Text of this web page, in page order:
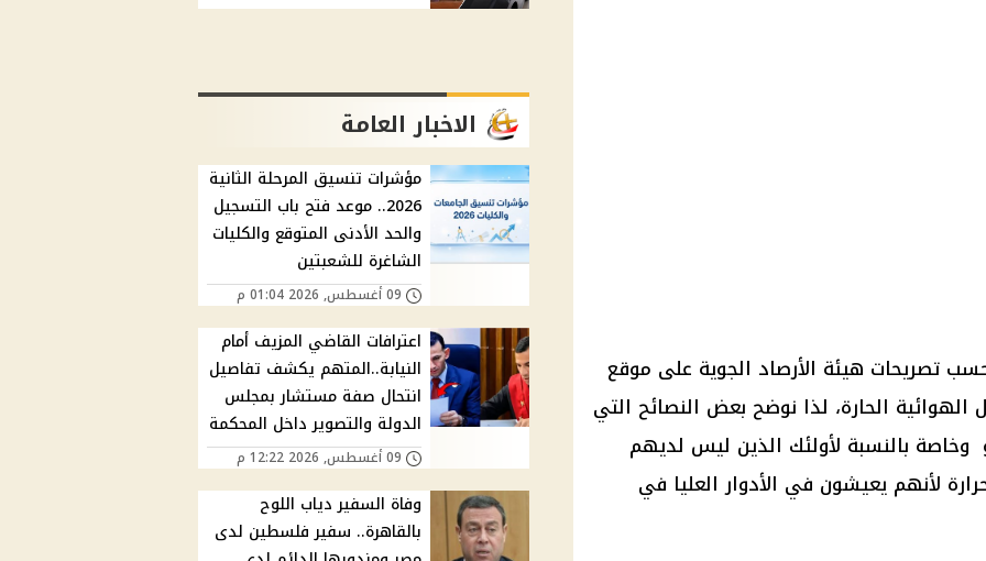
تصريحات هيئة الأرصاد الجوية على موقع
الهوائية الحارة، لذا نوضح بعض النصائح التي
وخاصة بالنسبة لأولئك الذين ليس لديهم
لأنهم يعيشون في الأدوار العليا في
الاخبار العامة
مؤشرات تنسيق المرحلة الثانية
2026.. موعد فتح باب التسجيل
والحد الأدنى المتوقع والكليات
الشاغرة للشعبتين
09 أغسطس, 2026 01:04 م
اعترافات القاضي المزيف أمام
النيابة..المتهم يكشف تفاصيل
انتحال صفة مستشار بمجلس
الدولة والتصوير داخل المحكمة
09 أغسطس, 2026 12:22 م
وفاة السفير دياب اللوح
بالقاهرة.. سفير فلسطين لدى